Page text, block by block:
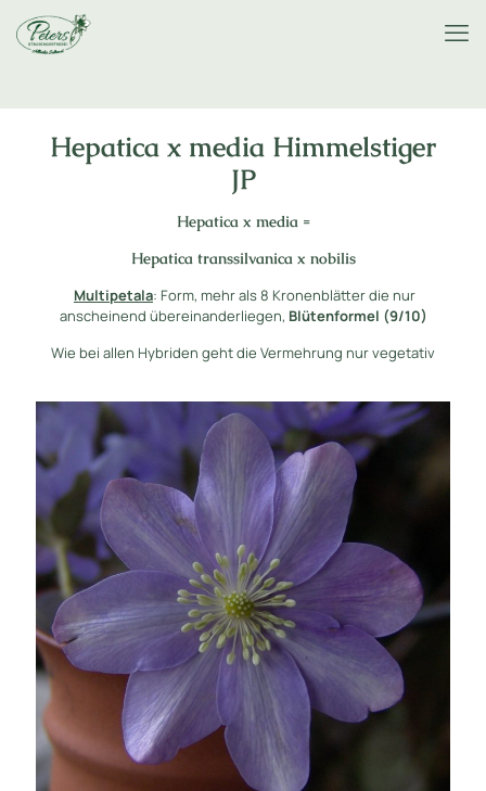
Hepatica x media Himmelstiger
JP
Hepatica x media =
Hepatica transsilvanica x nobilis
Multipetala: Form, mehr als 8 Kronenblätter die nur
anscheinend übereinanderliegen, Blütenformel (9/10)
Wie bei allen Hybriden geht die Vermehrung nur vegetativ